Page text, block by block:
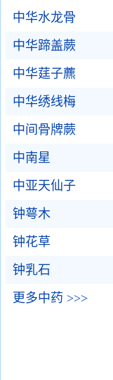
中华水龙骨
中华蹄盖蕨
中华莛子藨
中华绣线梅
中间骨牌蕨
中南星
中亚天仙子
钟萼木
钟花草
钟乳石
更多中药 >>>